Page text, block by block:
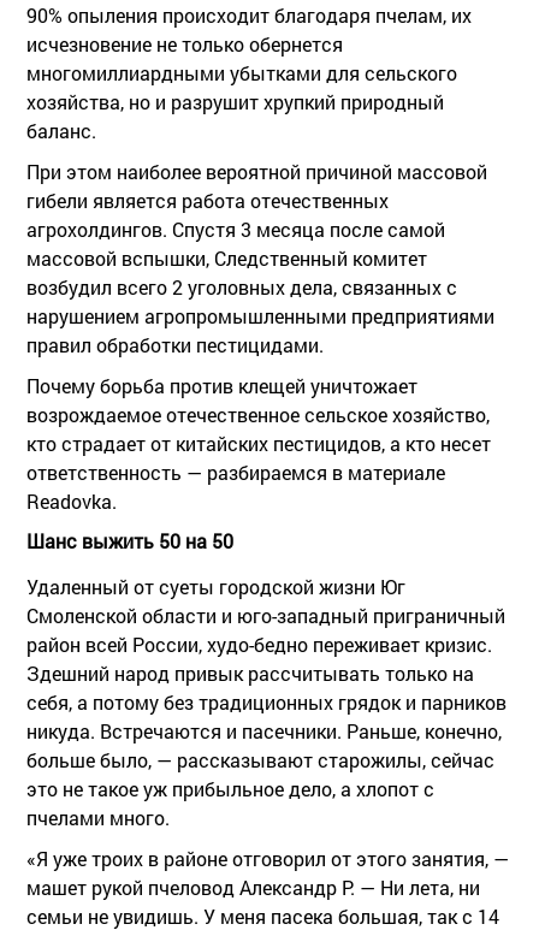
90% опыления происходит благодаря пчелам, их
исчезновение не только обернется
многомиллиардными убытками для сельского
хозяйства, но и разрушит хрупкий природный
баланс.
При этом наиболее вероятной причиной массовой
гибели является работа отечественных
агрохолдингов. Спустя 3 месяца после самой
массовой вспышки, Следственный комитет
возбудил всего 2 уголовных дела, связанных с
нарушением агропромышленными предприятиями
правил обработки пестицидами.
Почему борьба против клещей уничтожает
возрождаемое отечественное сельское хозяйство,
кто страдает от китайских пестицидов, а кто несет
ответственность — разбираемся в материале
Readovka.
Шанс выжить 50 на 50
Удаленный от суеты городской жизни Юг
Смоленской области и юго-западный приграничный
район всей России, худо-бедно переживает кризис.
Здешний народ привык рассчитывать только на
себя, а потому без традиционных грядок и парников
никуда. Встречаются и пасечники. Раньше, конечно,
больше было, — рассказывают старожилы, сейчас
это не такое уж прибыльное дело, а хлопот с
пчелами много.
«Я уже троих в районе отговорил от этого занятия, —
машет рукой пчеловод Александр Р. — Ни лета, ни
семьи не увидишь. У меня пасека большая, так с 14